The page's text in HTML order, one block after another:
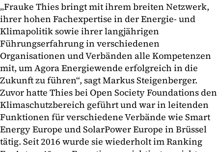
„Frauke Thies bringt mit ihrem breiten Netzwerk,
ihrer hohen Fachexpertise in der Energie- und
Klimapolitik sowie ihrer langjährigen
Führungserfahrung in verschiedenen
Organisationen und Verbänden alle Kompetenzen
mit, um Agora Energiewende erfolgreich in die
Zukunft zu führen“, sagt Markus Steigenberger.
Zuvor hatte Thies bei Open Society Foundations den
Klimaschutzbereich geführt und war in leitenden
Funktionen für verschiedene Verbände wie Smart
Energy Europe und SolarPower Europe in Brüssel
tätig. Seit 2016 wurde sie wiederholt im Ranking